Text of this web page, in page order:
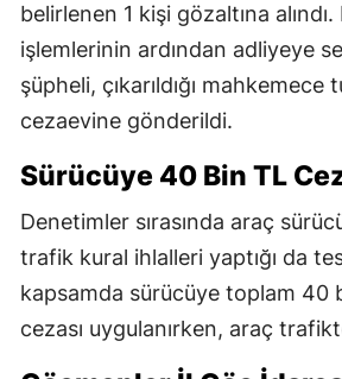
belirlenen 1 kişi gözaltına
işlemlerinin ardından adliyeye
şüpheli, çıkarıldığı
cezaevine gönderildi.
Sürücüye 40 Bin TL
Denetimler sırasında araç
trafik kural ihlalleri yaptığı da
kapsamda sürücüye toplam 40
cezası uygulanırken, araç